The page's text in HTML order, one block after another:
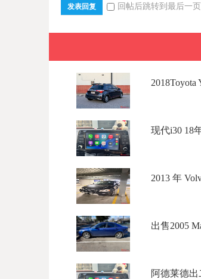
发表回复 回帖后跳转到最后一页
现代i30 18
2013 年
出售2005
阿德莱德